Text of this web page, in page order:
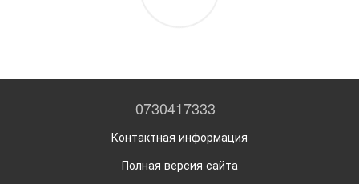
0730417333
Контактная информация
Полная версия сайта